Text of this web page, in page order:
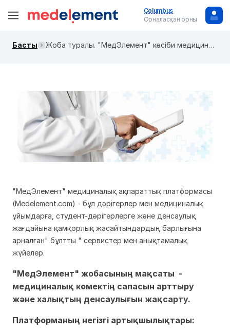
Columbus
Орналасқан орны
Басты Жоба туралы. "МедЭлемент" кәсіби медициналық платформасы
"МедЭлемент" медициналық ақпараттық платформасы
(Medelement.com) - бұл дәрігерлер мен медициналық
ұйымдарға, студент-дәрігерлерге және денсаулық
жағдайына қамқорлық жасайтындардың барлығына
арналған" бұлтты " сервистер мен анықтамалық
жүйелер.
"МедЭлемент" жобасының мақсаты -
медициналық көмектің сапасын арттыру
және халықтың денсаулығын жақсарту.
Платформаның негізгі артықшылықтары: